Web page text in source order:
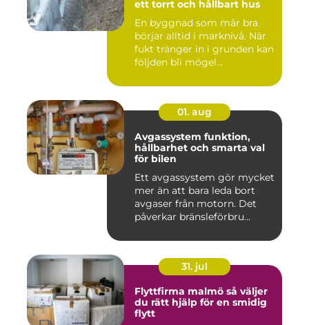
ett torrt och hållbart hus
En byggnad som mår bra
börjar alltid i marknivå. När
fukt tränger in i grunden kan
följden bli mögel...
01. aug
Avgassystem funktion,
hållbarhet och smarta val
för bilen
Ett avgassystem gör mycket
mer än att bara leda bort
avgaser från motorn. Det
påverkar bränsleförbru...
31. jul
Flyttfirma malmö så väljer
du rätt hjälp för en smidig
flytt